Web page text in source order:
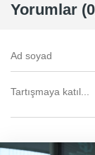
Yorumlar